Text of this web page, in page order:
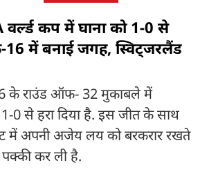
वर्ल्ड कप में घाना को 1-0 से
16 में बनाई जगह, स्विट्जरलैंड
के राउंड ऑफ- 32 मुकाबले में
1-0 से हरा दिया है. इस जीत के साथ
में अपनी अजेय लय को बरकरार रखते
कर ली है.